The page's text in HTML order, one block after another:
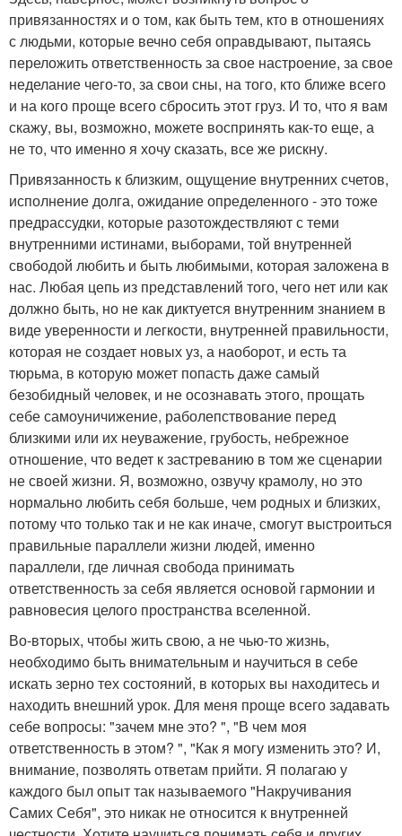
привязанностях и о том, как быть тем, кто в отношениях
с людьми, которые вечно себя оправдывают, пытаясь
переложить ответственность за свое настроение, за свое
неделание чего-то, за свои сны, на того, кто ближе всего
и на кого проще всего сбросить этот груз. И то, что я вам
скажу, вы, возможно, можете воспринять как-то еще, а
не то, что именно я хочу сказать, все же рискну.
Привязанность к близким, ощущение внутренних счетов,
исполнение долга, ожидание определенного - это тоже
предрассудки, которые разотождествляют с теми
внутренними истинами, выборами, той внутренней
свободой любить и быть любимыми, которая заложена в
нас. Любая цепь из представлений того, чего нет или как
должно быть, но не как диктуется внутренним знанием в
виде уверенности и легкости, внутренней правильности,
которая не создает новых уз, а наоборот, и есть та
тюрьма, в которую может попасть даже самый
безобидный человек, и не осознавать этого, прощать
себе самоуничижение, раболепствование перед
близкими или их неуважение, грубость, небрежное
отношение, что ведет к застреванию в том же сценарии
не своей жизни. Я, возможно, озвучу крамолу, но это
нормально любить себя больше, чем родных и близких,
потому что только так и не как иначе, смогут выстроиться
правильные параллели жизни людей, именно
параллели, где личная свобода принимать
ответственность за себя является основой гармонии и
равновесия целого пространства вселенной.
Во-вторых, чтобы жить свою, а не чью-то жизнь,
необходимо быть внимательным и научиться в себе
искать зерно тех состояний, в которых вы находитесь и
находить внешний урок. Для меня проще всего задавать
себе вопросы: "зачем мне это? ", "В чем моя
ответственность в этом? ", "Как я могу изменить это? И,
внимание, позволять ответам прийти. Я полагаю у
каждого был опыт так называемого "Накручивания
Самих Себя", это никак не относится к внутренней